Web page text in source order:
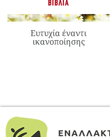
ΒΙΒΛΊΑ
Ευτυχία έναντι
ικανοποίησης